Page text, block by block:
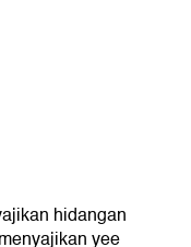
hidangan
yee